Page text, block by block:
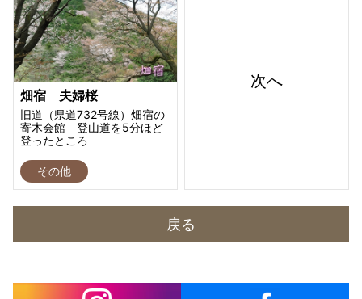
畑宿 夫婦桜
旧道（県道732号線）畑宿の
寄木会館 登山道を5分ほど
登ったところ
その他
次へ
戻る